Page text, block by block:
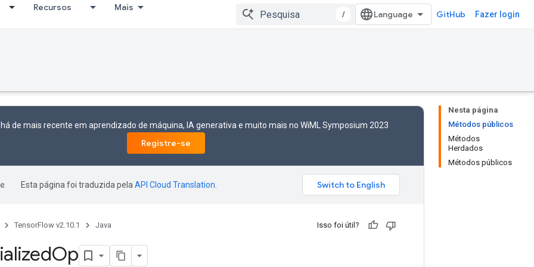
Recursos Mais
/ GitHub Fazer login
Nesta página
Métodos públicos
Métodos
Herdados
Métodos públicos
de mais recente em aprendizado de máquina, IA generativa e muito mais no WiML Symposium 2023
Registre-se
Esta página foi traduzida pela API Cloud Translation
TensorFlow v2.10.1 Java Isso foi útil?
Op